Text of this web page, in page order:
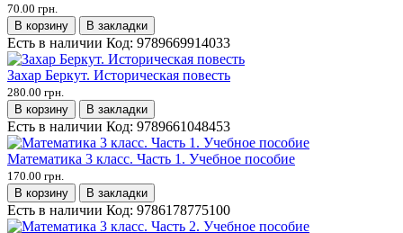
70.00 грн.
В корзину
В закладки
Есть в наличии Код: 9789669914033
Захар Беркут. Историческая повесть
280.00 грн.
В корзину
В закладки
Есть в наличии Код: 9789661048453
Математика 3 класс. Часть 1. Учебное пособие
170.00 грн.
В корзину
В закладки
Есть в наличии Код: 9786178775100